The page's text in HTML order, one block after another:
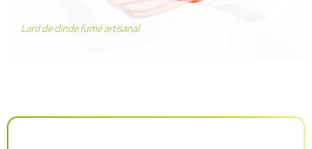
Lard de dinde fumé artisanal